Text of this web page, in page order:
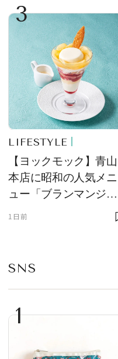
3
LIFESTYLE
【ヨックモック】青山
本店に昭和の人気メニ
ュー「ブランマンジ
ェ」「ダックワーズ」
1日前
SNS
1